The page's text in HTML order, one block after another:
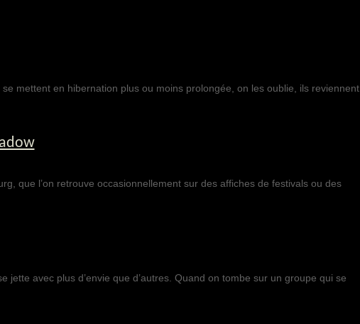
mettent en hibernation plus ou moins prolongée, on les oublie, ils reviennent
que l’on retrouve occasionnellement sur des affiches de festivals ou des
jette avec plus d’envie que d’autres. Quand on tombe sur un groupe qui se